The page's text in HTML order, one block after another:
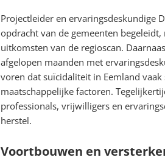
Projectleider en ervaringsdeskundige
opdracht van de gemeenten
uitkomsten van de regioscan.
afgelopen maanden met
voren dat suïcidaliteit in Eemland
maatschappelijke factoren.
professionals, vrijwilligers en
herstel.
Voortbouwen en